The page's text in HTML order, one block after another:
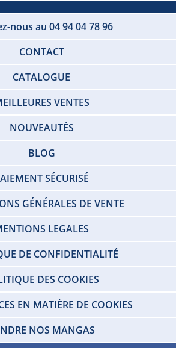
nous au 04 94 04 78 96
CONTACT
CATALOGUE
VENTES
NOUVEAUTÉS
BLOG
SÉCURISÉ
GÉNÉRALES DE VENTE
LEGALES
DE CONFIDENTIALITÉ
DES COOKIES
EN MATIÈRE DE COOKIES
NOS MANGAS